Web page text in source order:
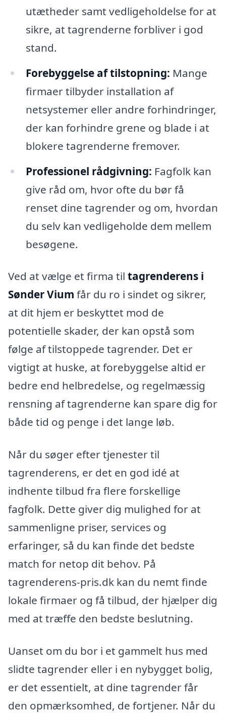
utætheder samt vedligeholdelse for at
sikre, at tagrenderne forbliver i god
stand.
Forebyggelse af tilstopning: Mange
firmaer tilbyder installation af
netsystemer eller andre forhindringer,
der kan forhindre grene og blade i at
blokere tagrenderne fremover.
Professionel rådgivning: Fagfolk kan
give råd om, hvor ofte du bør få
renset dine tagrender og om, hvordan
du selv kan vedligeholde dem mellem
besøgene.
Ved at vælge et firma til tagrenderens i
Sønder Vium får du ro i sindet og sikrer,
at dit hjem er beskyttet mod de
potentielle skader, der kan opstå som
følge af tilstoppede tagrender. Det er
vigtigt at huske, at forebyggelse altid er
bedre end helbredelse, og regelmæssig
rensning af tagrenderne kan spare dig for
både tid og penge i det lange løb.
Når du søger efter tjenester til
tagrenderens, er det en god idé at
indhente tilbud fra flere forskellige
fagfolk. Dette giver dig mulighed for at
sammenligne priser, services og
erfaringer, så du kan finde det bedste
match for netop dit behov. På
tagrenderens-pris.dk kan du nemt finde
lokale firmaer og få tilbud, der hjælper dig
med at træffe den bedste beslutning.
Uanset om du bor i et gammelt hus med
slidte tagrender eller i en nybygget bolig,
er det essentielt, at dine tagrender får
den opmærksomhed, de fortjener. Når du